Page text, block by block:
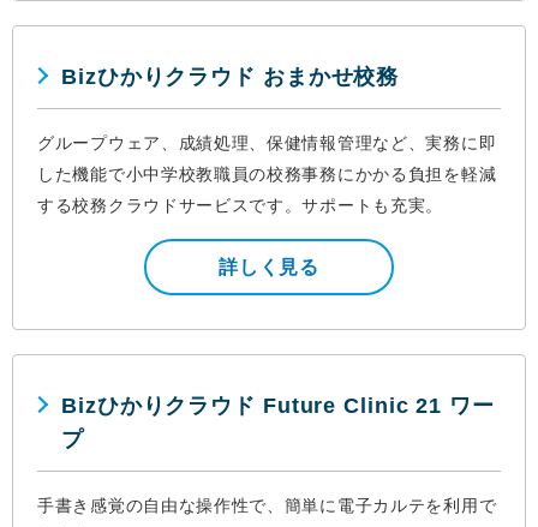
Bizひかりクラウド おまかせ校務
グループウェア、成績処理、保健情報管理など、実務に即
した機能で小中学校教職員の校務事務にかかる負担を軽減
する校務クラウドサービスです。サポートも充実。
詳しく見る
Bizひかりクラウド Future Clinic 21 ワー
プ
手書き感覚の自由な操作性で、簡単に電子カルテを利用で